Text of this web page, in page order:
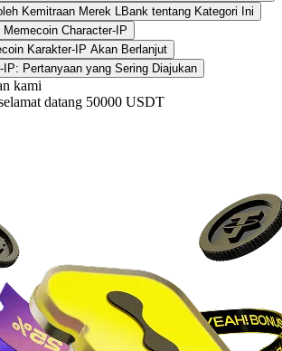
Kemitraan Merek LBank tentang Kategori Ini
Character-IP
Karakter-IP Akan Berlanjut
IP: Pertanyaan yang Sering Diajukan
kami
datang 50000 USDT